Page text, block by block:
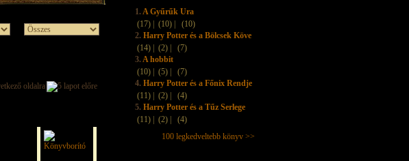
1.A Gyűrűk Ura
(17) |
(10) |
(10)
2. Harry Potter és a Bölcsek Köve
(14) |
(2) |
(7)
3.A hobbit
(10) |
(5) |
(7)
4. Harry Potter és a Főnix Rendje
(11) |
(2) |
(4)
5. Harry Potter és a Tűz Serlege
(11) |
(2) |
(4)
100 legkedveltebb könyv >>